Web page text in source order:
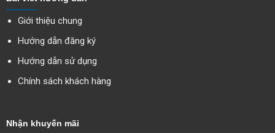
Giới thiệu chung
Hướng dẫn đăng ký
Hướng dẫn sử dụng
Chính sách khách hàng
Nhận khuyến mãi